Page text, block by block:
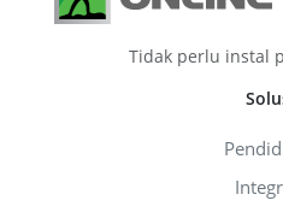
Tidak perlu instal